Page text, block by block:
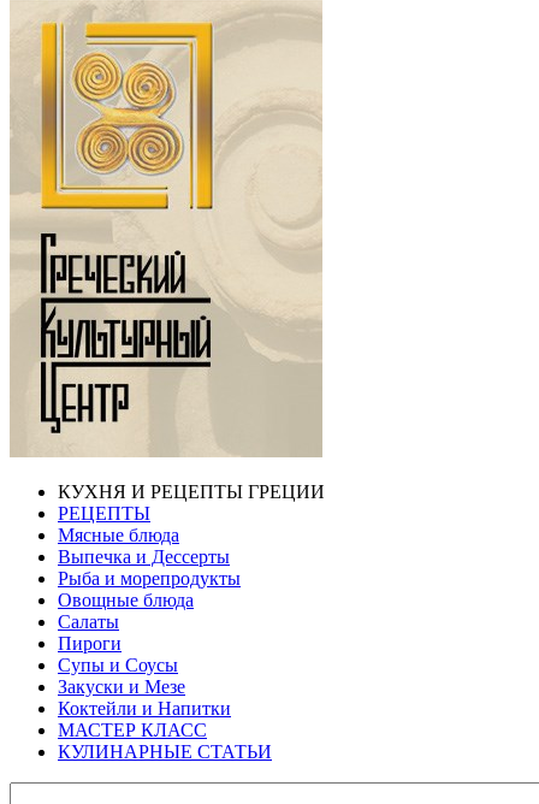
КУХНЯ И РЕЦЕПТЫ ГРЕЦИИ
РЕЦЕПТЫ
Мясные блюда
Выпечка и Дессерты
Рыба и морепродукты
Овощные блюда
Салаты
Пироги
Супы и Соусы
Закуски и Мезе
Коктейли и Напитки
МАСТЕР КЛАСС
КУЛИНАРНЫЕ СТАТЬИ